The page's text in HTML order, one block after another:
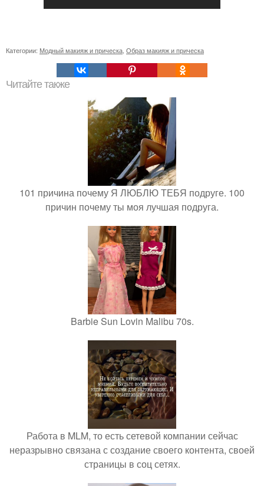
Категории: Модный макияж и прическа Образ макияж и прическа
Читайте также
101 причина почему Я ЛЮБЛЮ ТЕБЯ подруге. 100
причин почему ты моя лучшая подруга.
Barbie Sun Lovin Malibu 70s.
Работа в MLM, то есть сетевой компании сейчас
неразрывно связана с создание своего контента, своей
страницы в соц сетях.